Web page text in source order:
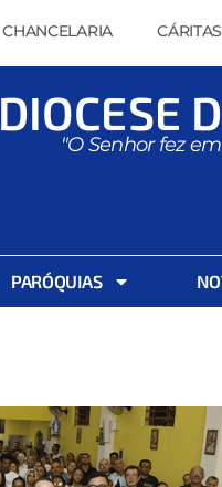
CHANCELARIA
DIOCESE
"O Senhor fez
PARÓQUIAS